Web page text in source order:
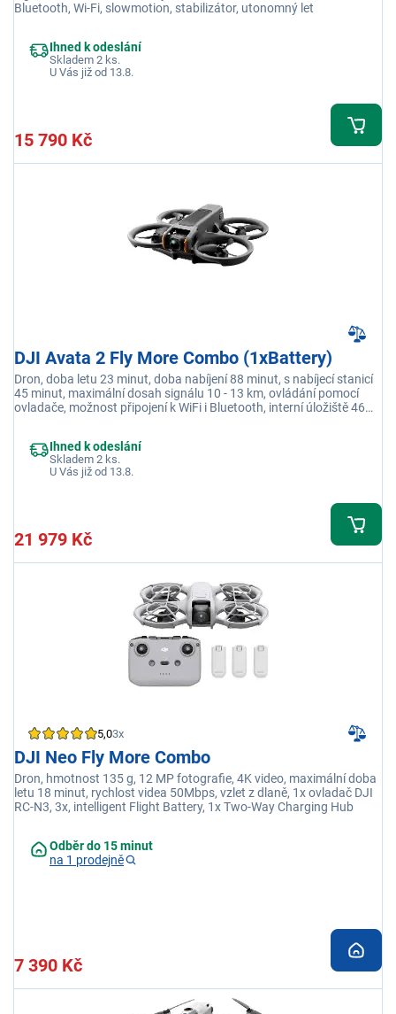
Bluetooth, Wi-Fi, slowmotion, stabilizátor, utonomný let
Ihned k odeslání
Skladem 2 ks.
U Vás již od 13.8.
15 790 Kč
DJI Avata 2 Fly More Combo (1xBattery)
Dron, doba letu 23 minut, doba nabíjení 88 minut, s nabíjecí stanicí
45 minut, maximální dosah signálu 10 - 13 km, ovládání pomocí
ovladače, možnost připojení k WiFi i Bluetooth, interní úložiště 46
Ihned k odeslání
Skladem 2 ks.
U Vás již od 13.8.
21 979 Kč
5,03x
DJI Neo Fly More Combo
Dron, hmotnost 135 g, 12 MP fotografie, 4K video, maximální doba
letu 18 minut, rychlost videa 50Mbps, vzlet z dlaně, 1x ovladač DJI
RC-N3, 3x, intelligent Flight Battery, 1x Two-Way Charging Hub
Odběr do 15 minut
na 1 prodejně
7 390 Kč